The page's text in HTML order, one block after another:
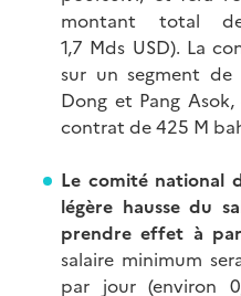
montant total
1,7 Mds USD). La
sur un segment de
Dong et Pang
contrat de 425 M
Le comité national
légère hausse du
prendre effet à
salaire minimum
par jour (environ